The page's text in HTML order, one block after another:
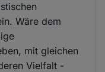
Wäre dem
mit gleichen
Vielfalt -